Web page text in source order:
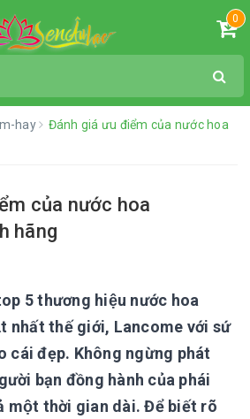
0
hay
Đánh giá ưu điểm của nước hoa
của nước hoa
hãng
5 thương hiệu nước hoa
nhất thế giới, Lancome với sứ
cái đẹp. Không ngừng phát
bạn đồng hành của phái
một thời gian dài. Để biết rõ